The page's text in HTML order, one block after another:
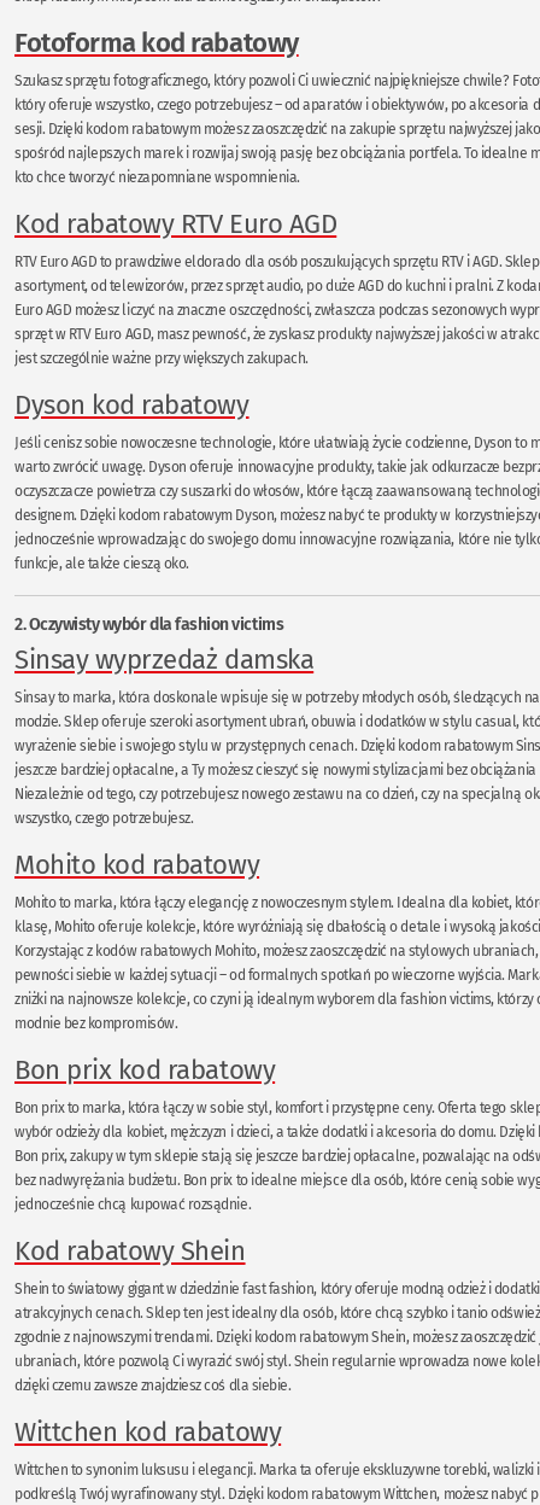
Fotoforma kod rabatowy
Szukasz sprzętu fotograficznego, który pozwoli Ci uwiecznić najpiękniejsze chwile?
który oferuje wszystko, czego potrzebujesz – od aparatów i obiektywów, po akcesoria
sesji. Dzięki kodom rabatowym możesz zaoszczędzić na zakupie sprzętu najwyższej
spośród najlepszych marek i rozwijaj swoją pasję bez obciążania portfela. To idealne
kto chce tworzyć niezapomniane wspomnienia.
Kod rabatowy RTV Euro AGD
RTV Euro AGD to prawdziwe eldorado dla osób poszukujących sprzętu RTV i AGD.
asortyment, od telewizorów, przez sprzęt audio, po duże AGD do kuchni i pralni. Z
Euro AGD możesz liczyć na znaczne oszczędności, zwłaszcza podczas sezonowych
sprzęt w RTV Euro AGD, masz pewność, że zyskasz produkty najwyższej jakości w
jest szczególnie ważne przy większych zakupach.
Dyson kod rabatowy
Jeśli cenisz sobie nowoczesne technologie, które ułatwiają życie codzienne, Dyson to
warto zwrócić uwagę. Dyson oferuje innowacyjne produkty, takie jak odkurzacze
oczyszczacze powietrza czy suszarki do włosów, które łączą zaawansowaną
designem. Dzięki kodom rabatowym Dyson, możesz nabyć te produkty w
jednocześnie wprowadzając do swojego domu innowacyjne rozwiązania, które nie
funkcje, ale także cieszą oko.
2. Oczywisty wybór dla fashion victims
Sinsay wyprzedaż damska
Sinsay to marka, która doskonale wpisuje się w potrzeby młodych osób, śledzących
modzie. Sklep oferuje szeroki asortyment ubrań, obuwia i dodatków w stylu casual,
wyrażenie siebie i swojego stylu w przystępnych cenach. Dzięki kodom rabatowym
jeszcze bardziej opłacalne, a Ty możesz cieszyć się nowymi stylizacjami bez
Niezależnie od tego, czy potrzebujesz nowego zestawu na co dzień, czy na specjalną
wszystko, czego potrzebujesz.
Mohito kod rabatowy
Mohito to marka, która łączy elegancję z nowoczesnym stylem. Idealna dla kobiet,
klasę, Mohito oferuje kolekcje, które wyróżniają się dbałością o detale i wysoką
Korzystając z kodów rabatowych Mohito, możesz zaoszczędzić na stylowych
pewności siebie w każdej sytuacji – od formalnych spotkań po wieczorne wyjścia.
zniżki na najnowsze kolekcje, co czyni ją idealnym wyborem dla fashion victims, którzy
modnie bez kompromisów.
Bon prix kod rabatowy
Bon prix to marka, która łączy w sobie styl, komfort i przystępne ceny. Oferta tego
wybór odzieży dla kobiet, mężczyzn i dzieci, a także dodatki i akcesoria do domu.
Bon prix, zakupy w tym sklepie stają się jeszcze bardziej opłacalne, pozwalając na
bez nadwyrężania budżetu. Bon prix to idealne miejsce dla osób, które cenią sobie
jednocześnie chcą kupować rozsądnie.
Kod rabatowy Shein
Shein to światowy gigant w dziedzinie fast fashion, który oferuje modną odzież i
atrakcyjnych cenach. Sklep ten jest idealny dla osób, które chcą szybko i tanio
zgodnie z najnowszymi trendami. Dzięki kodom rabatowym Shein, możesz
ubraniach, które pozwolą Ci wyrazić swój styl. Shein regularnie wprowadza nowe
dzięki czemu zawsze znajdziesz coś dla siebie.
Wittchen kod rabatowy
Wittchen to synonim luksusu i elegancji. Marka ta oferuje ekskluzywne torebki, walizki
podkreślą Twój wyrafinowany styl. Dzięki kodom rabatowym Wittchen, możesz nabyć